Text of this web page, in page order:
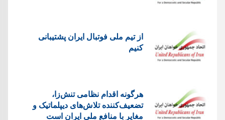
از تیم ملی فوتبال ایران پشتیبانی
کنیم
هرگونه اقدام نظامی تنش‌زا،
تضعیف‌کننده تلاش‌های دیپلماتیک و
مغایر با منافع ملی ایران است